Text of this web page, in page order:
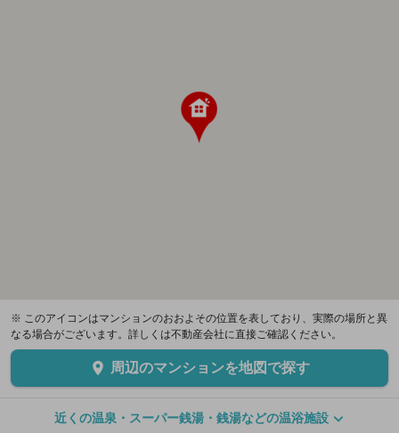
※ このアイコンはマンションのおおよその位置を表しており、実際の場所と異
なる場合がございます。詳しくは不動産会社に直接ご確認ください。
周辺のマンションを地図で探す
近くの温泉・スーパー銭湯・銭湯などの温浴施設